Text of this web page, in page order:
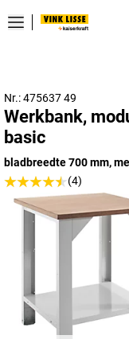
Nr.: 475637 49
Werkbank,
basic
bladbreedte 700 mm,
(4)